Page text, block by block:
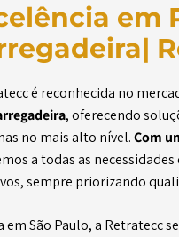
em
é reconhecida no
, oferecendo
no mais alto nível.Com
a todas as
sempre priorizando
em São Paulo, a Retratecc